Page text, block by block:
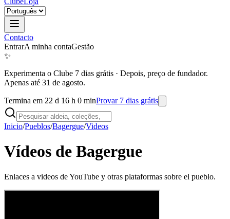
Contacto
EntrarA minha contaGestão
✨
Experimenta o Clube 7 dias grátis · Depois, preço de fundador.
Apenas até 31 de agosto.
Termina em 22 d 16 h 0 minProvar 7 dias grátis
Inicio/Pueblos/Bagergue/Videos
Vídeos de Bagergue
Enlaces a videos de YouTube y otras plataformas sobre el pueblo.